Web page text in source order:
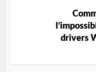
drivers